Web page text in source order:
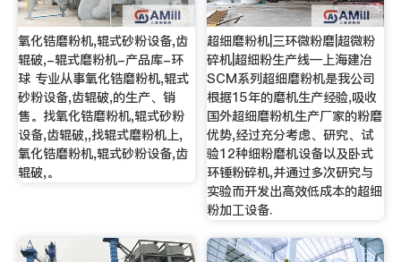
氧化锆磨粉机,辊式砂粉设备,齿
辊破,-辊式磨粉机-产品库-环
球 专业从事氧化锆磨粉机,辊式
砂粉设备,齿辊破,的生产、销
售。找氧化锆磨粉机,辊式砂粉
设备,齿辊破,,找辊式磨粉机上,
氧化锆磨粉机,辊式砂粉设备,齿
辊破,。
超细磨粉机|三环微粉磨|超微粉
碎机|超细粉生产线—上海建冶
SCM系列超细磨粉机是我公司
根据15年的磨机生产经验,吸收
国外超细磨粉机生产厂家的粉磨
优势,经过充分考虑、研究、试
验12种细粉磨机设备以及卧式
环锤粉碎机,并通过多次研究与
实验而开发出高效低成本的超细
粉加工设备.